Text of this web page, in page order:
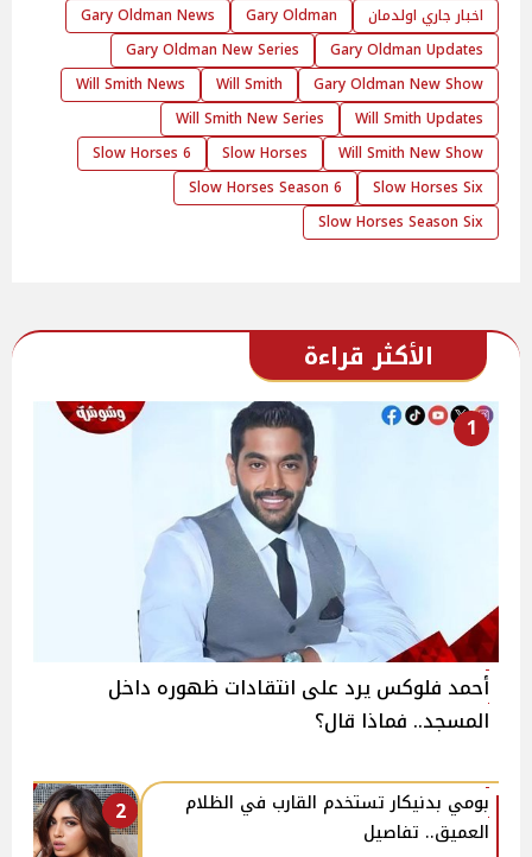
اخبار جاري اولدمان
Gary Oldman
Gary Oldman News
Gary Oldman Updates
Gary Oldman New Series
Gary Oldman New Show
Will Smith
Will Smith News
Will Smith Updates
Will Smith New Series
Will Smith New Show
Slow Horses
Slow Horses 6
Slow Horses Six
Slow Horses Season 6
Slow Horses Season Six
الأكثر قراءة
1
أحمد فلوكس يرد على انتقادات ظهوره داخل
المسجد.. فماذا قال؟
2
بومي بدنيكار تستخدم القارب في الظلام
العميق.. تفاصيل